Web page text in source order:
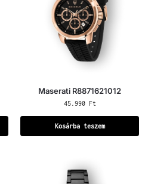
Maserati R8871621012
45.990 Ft
Kosárba teszem